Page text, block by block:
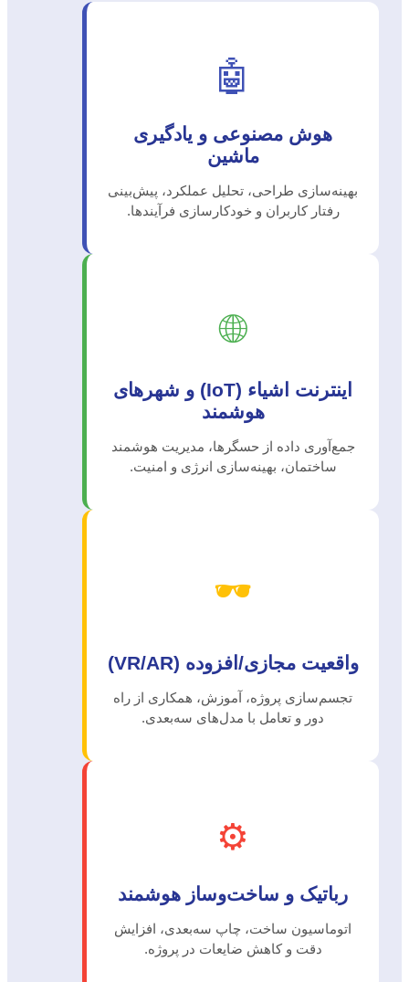
🤖
هوش مصنوعی و یادگیری
ماشین
بهینه‌سازی طراحی، تحلیل عملکرد، پیش‌بینی
رفتار کاربران و خودکارسازی فرآیندها.
🌐
اینترنت اشیاء (IoT) و شهرهای
هوشمند
جمع‌آوری داده از حسگرها، مدیریت هوشمند
ساختمان، بهینه‌سازی انرژی و امنیت.
🕶️
واقعیت مجازی/افزوده (VR/AR)
تجسم‌سازی پروژه، آموزش، همکاری از راه
دور و تعامل با مدل‌های سه‌بعدی.
⚙️
رباتیک و ساخت‌وساز هوشمند
اتوماسیون ساخت، چاپ سه‌بعدی، افزایش
دقت و کاهش ضایعات در پروژه.